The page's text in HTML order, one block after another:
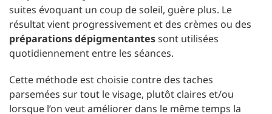
suites évoquant un coup de soleil, guère plus. Le
résultat vient progressivement et des crèmes ou des
préparations dépigmentantessont utilisées
quotidiennement entre les séances.
Cette méthode est choisie contre des taches
parsemées sur tout le visage, plutôt claires et/ou
lorsque l’on veut améliorer dans le même temps la